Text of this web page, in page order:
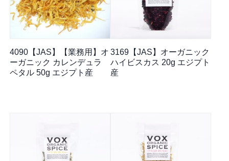
4090【JAS】【業務用】オ
ーガニック カレンデュラ
ペタル 50g エジプト産
3169【JAS】オーガニック
ハイビスカス 20g エジプト
産